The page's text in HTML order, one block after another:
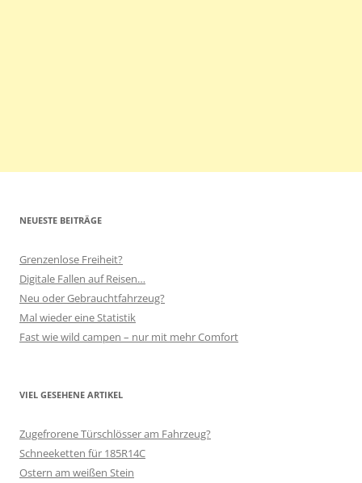
NEUESTE BEITRÄGE
Grenzenlose Freiheit?
Digitale Fallen auf Reisen…
Neu oder Gebrauchtfahrzeug?
Mal wieder eine Statistik
Fast wie wild campen – nur mit mehr Comfort
VIEL GESEHENE ARTIKEL
Zugefrorene Türschlösser am Fahrzeug?
Schneeketten für 185R14C
Ostern am weißen Stein